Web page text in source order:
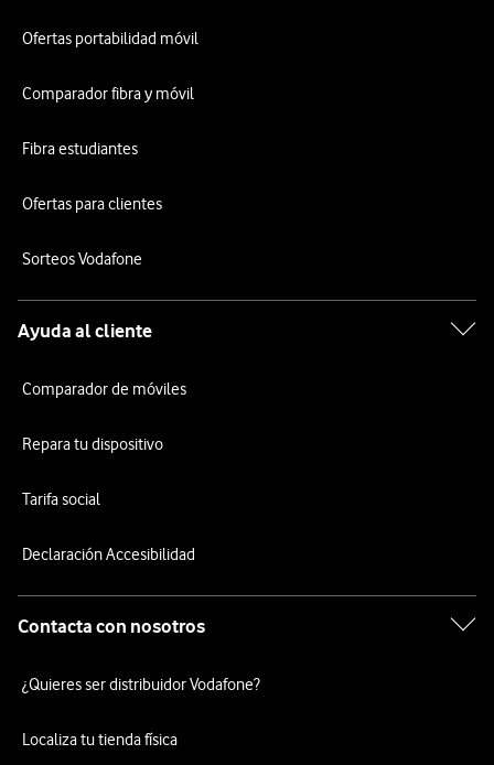
Ofertas portabilidad móvil
Comparador fibra y móvil
Fibra estudiantes
Ofertas para clientes
Sorteos Vodafone
Ayuda al cliente
Comparador de móviles
Repara tu dispositivo
Tarifa social
Declaración Accesibilidad
Contacta con nosotros
¿Quieres ser distribuidor Vodafone?
Localiza tu tienda física